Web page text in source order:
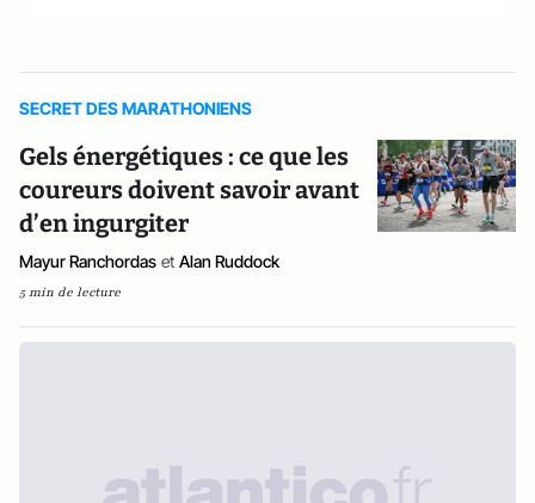
SECRET DES MARATHONIENS
Gels énergétiques : ce que les
coureurs doivent savoir avant
d’en ingurgiter
Mayur Ranchordas et Alan Ruddock
5 min de lecture